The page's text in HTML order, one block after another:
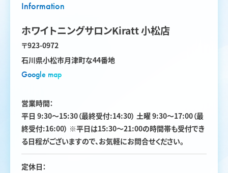
Information
ホワイトニングサロンKiratt 小松店
〒923-0972
石川県小松市月津町な44番地
Google map
営業時間：
平日 9:30〜15:30（最終受付:14:30） 土曜 9:30〜17:00（最
終受付:16:00） ※平日は15:30〜21:00の時間帯も受付でき
る日程がございますので、お気軽にお問合せください。
定休日：